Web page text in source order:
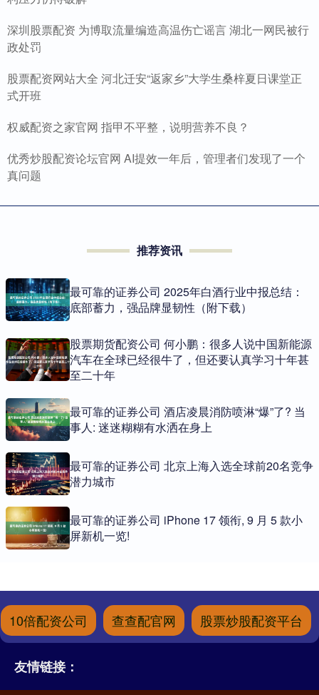
深圳股票配资 为博取流量编造高温伤亡谣言 湖北一网民被行
政处罚
股票配资网站大全 河北迁安“返家乡”大学生桑梓夏日课堂正
式开班
权威配资之家官网 指甲不平整，说明营养不良？
优秀炒股配资论坛官网 AI提效一年后，管理者们发现了一个
真问题
推荐资讯
最可靠的证券公司 2025年白酒行业中报总结：
底部蓄力，强品牌显韧性（附下载）
股票期货配资公司 何小鹏：很多人说中国新能源
汽车在全球已经很牛了，但还要认真学习十年甚
至二十年
最可靠的证券公司 酒店凌晨消防喷淋“爆”了? 当
事人: 迷迷糊糊有水洒在身上
最可靠的证券公司 北京上海入选全球前20名竞争
潜力城市
最可靠的证券公司 iPhone 17 领衔, 9 月 5 款小
屏新机一览!
10倍配资公司 查查配官网 股票炒股配资平台
友情链接：